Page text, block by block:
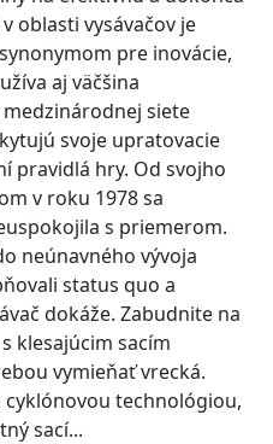
oblasti vysávačov je
pre inovácie,
aj väčšina
siete
svoje upratovacie
pravidlá hry. Od svojho
v roku 1978 sa
s priemerom.
neúnavného vývoja
status quo a
dokáže. Zabudnite na
klesajúcim sacím
vymieňať vrecká.
technológiou,
sací...